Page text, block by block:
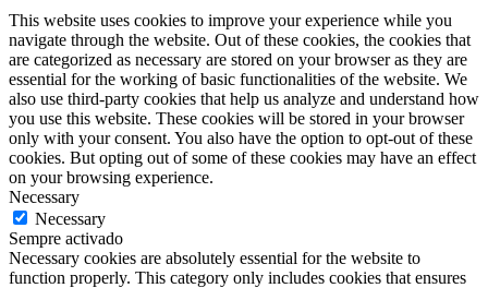
This website uses cookies to improve your experience while you
navigate through the website. Out of these cookies, the cookies that
are categorized as necessary are stored on your browser as they are
essential for the working of basic functionalities of the website. We
also use third-party cookies that help us analyze and understand how
you use this website. These cookies will be stored in your browser
only with your consent. You also have the option to opt-out of these
cookies. But opting out of some of these cookies may have an effect
on your browsing experience.
Necessary
Necessary
Sempre activado
Necessary cookies are absolutely essential for the website to
function properly. This category only includes cookies that ensures